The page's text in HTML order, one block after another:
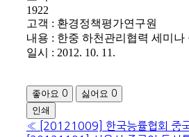
1922
고객 : 환경정책평가연구원
내용 : 한중 하천관리협력 세미나
일시 : 2012. 10. 11.
좋아요 0 싫어요 0
인쇄
«
[20121009] 한국능률협회 중